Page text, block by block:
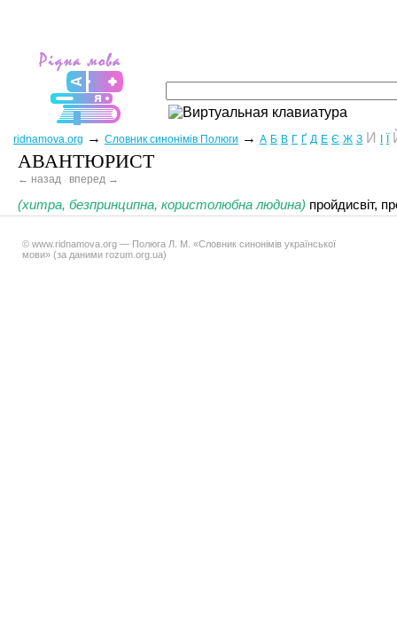
ridnamova.org → Словник синонімів Полюги → А Б В Г Ґ Д Е Є Ж З И
АВАНТЮРИСТ
← назад вперед →
(хитра, безпринципна, користолюбна людина) пройдисвіт,
© www.ridnamova.org — Полюга Л. М. «Словник синонімів української
мови» (за даними rozum.org.ua)